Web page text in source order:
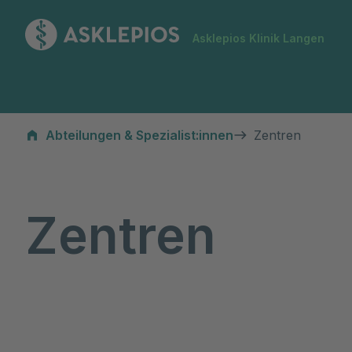
Asklepios Klinik Langen
Abteilungen & Spezialist:innen
Zentren
Zentren